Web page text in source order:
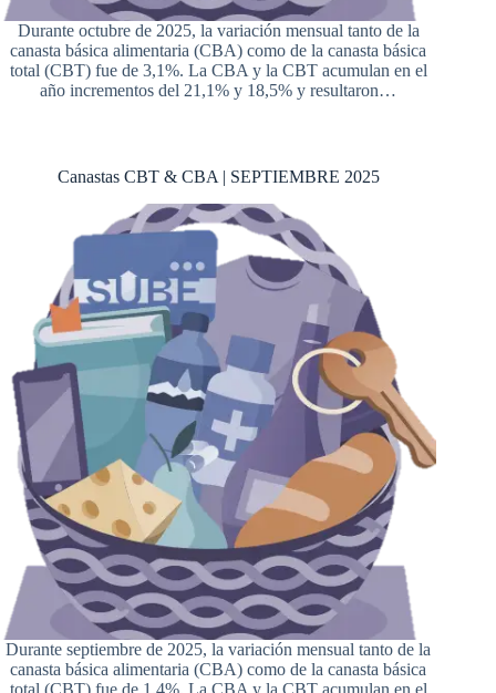
Durante octubre de 2025, la variación mensual tanto de la
canasta básica alimentaria (CBA) como de la canasta básica
total (CBT) fue de 3,1%. La CBA y la CBT acumulan en el
año incrementos del 21,1% y 18,5% y resultaron…
Canastas CBT & CBA | SEPTIEMBRE 2025
Durante septiembre de 2025, la variación mensual tanto de la
canasta básica alimentaria (CBA) como de la canasta básica